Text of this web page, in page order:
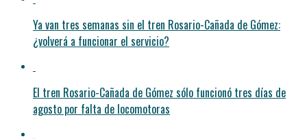
Ya van tres semanas sin el tren Rosario-Cañada de Gómez:
¿volverá a funcionar el servicio?
El tren Rosario-Cañada de Gómez sólo funcionó tres días de
agosto por falta de locomotoras